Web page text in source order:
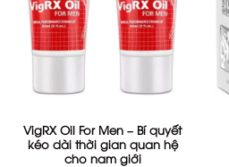
VigRX Oil For Men – Bí quyết
kéo dài thời gian quan hệ
cho nam giới